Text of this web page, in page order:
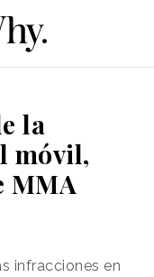
la
móvil,
MMA
infracciones en